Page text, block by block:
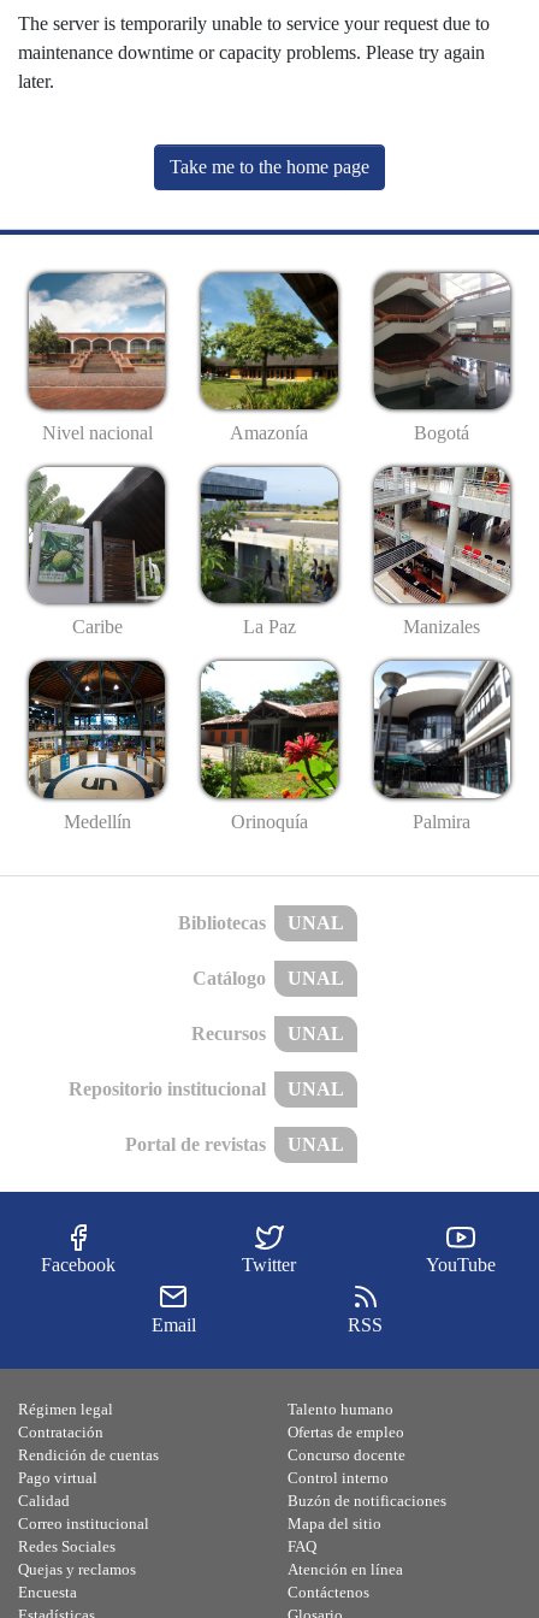
The server is temporarily unable to service your request due to
maintenance downtime or capacity problems. Please try again
later.
Take me to the home page
Nivel nacional Amazonía Bogotá
Caribe La Paz Manizales
Medellín Orinoquía Palmira
Bibliotecas UNAL
Catálogo UNAL
Recursos UNAL
Repositorio institucional UNAL
Portal de revistas UNAL
Facebook Twitter YouTube
Email RSS
Régimen legal
Contratación
Rendición de cuentas
Pago virtual
Calidad
Talento humano
Ofertas de empleo
Concurso docente
Control interno
Buzón de notificaciones
Correo institucional
Redes Sociales
Quejas y reclamos
Encuesta
Mapa del sitio
FAQ
Atención en línea
Contáctenos